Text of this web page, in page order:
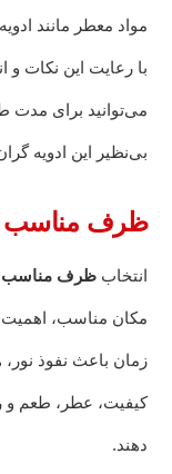
مواد معطر مانند
با رعایت این نکات و
می‌توانید برای مدت
بی‌نظیر این ادویه
ظرف مناسب
انتخاب ظرف مناسب
مکان مناسب، اهمیت
زمان باعث نفوذ
کیفیت، عطر، طعم و
دهند.